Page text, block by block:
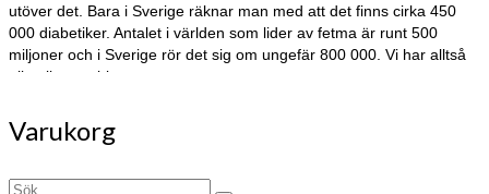
utöver det. Bara i Sverige räknar man med att det finns cirka 450
000 diabetiker. Antalet i världen som lider av fetma är runt 500
miljoner och i Sverige rör det sig om ungefär 800 000. Vi har alltså
allvarliga problem…
Varukorg
Search